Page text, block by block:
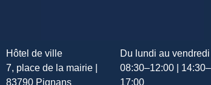
Hôtel de ville
7, place de la mairie |
83790 Pignans
Du lundi au vendredi
08:30–12:00 | 14:30–
17:00